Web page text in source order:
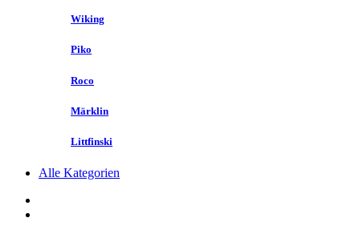
Wiking
Piko
Roco
Märklin
Littfinski
Alle Kategorien